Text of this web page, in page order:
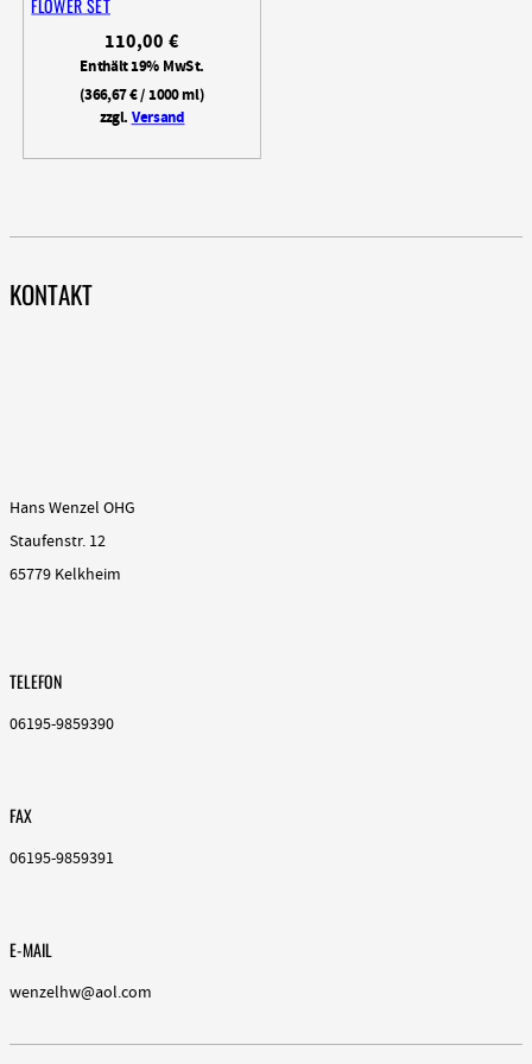
FLOWER SET
110,00 €
Enthält 19% MwSt.
(366,67€/ 1000 ml)
zzgl.Versand
KONTAKT
Hans Wenzel OHG
Staufenstr. 12
65779 Kelkheim
TELEFON
06195-9859390
FAX
06195-9859391
E-MAIL
wenzelhw@aol.com